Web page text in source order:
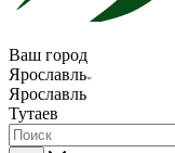
Ваш город
Ярославль
Ярославль
Тутаев